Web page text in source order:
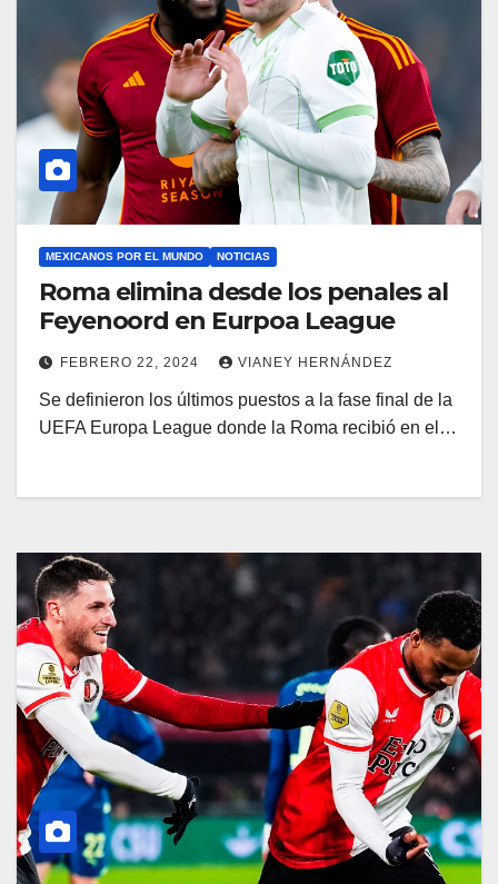
MEXICANOS POR EL MUNDO NOTICIAS
Roma elimina desde los penales al
Feyenoord en Eurpoa League
FEBRERO 22, 2024 VIANEY HERNÁNDEZ
Se definieron los últimos puestos a la fase final de la
UEFA Europa League donde la Roma recibió en el…